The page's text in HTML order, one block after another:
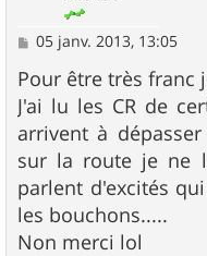
M
s
s
a
g
e
05 janv. 2013, 13:05
Pour être très franc
J'ai lu les CR de
arrivent à
sur la route je ne
parlent d'excités
les bouchons.....
Non merci lol